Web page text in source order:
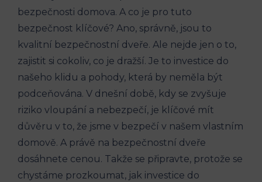
bezpečnosti domova. A co je pro tuto
bezpečnost klíčové? Ano, správně, jsou to
kvalitní bezpečnostní dveře. Ale nejde jen o to,
zajistit si cokoliv, co je dražší. Je to investice do
našeho klidu a pohody, která by neměla být
podceňována. V dnešní době, kdy se zvyšuje
riziko vloupání a nebezpečí, je klíčové mít
důvěru v to, že jsme v bezpečí v našem vlastním
domově. A právě na bezpečnostní dveře
dosáhnete cenou. Takže se připravte, protože se
chystáme prozkoumat, jak investice do